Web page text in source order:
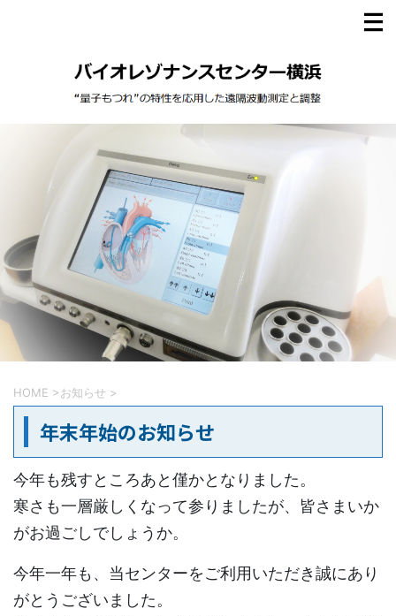
HOME > お知らせ >
年末年始のお知らせ
今年も残すところあと僅かとなりました。
寒さも一層厳しくなって参りましたが、皆さまいか
がお過ごしでしょうか。
今年一年も、当センターをご利用いただき誠にあり
がとうございました。